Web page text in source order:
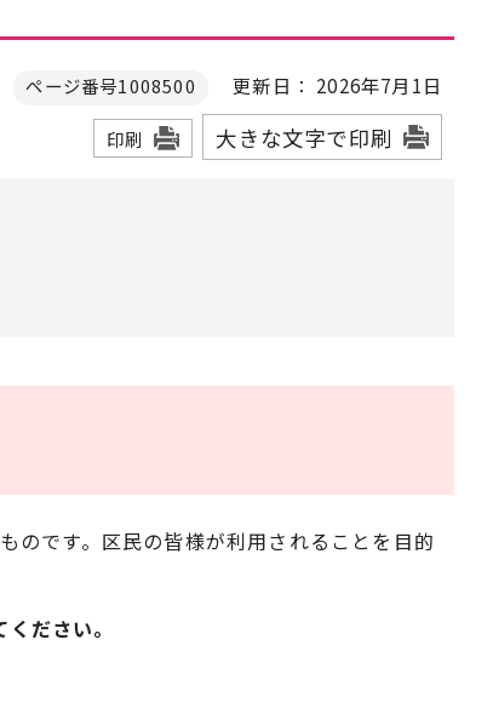
ページ番号1008500 更新日： 2026年7月1日
印刷 大きな文字で印刷
のです。区民の皆様が利用されることを目的
ださい。